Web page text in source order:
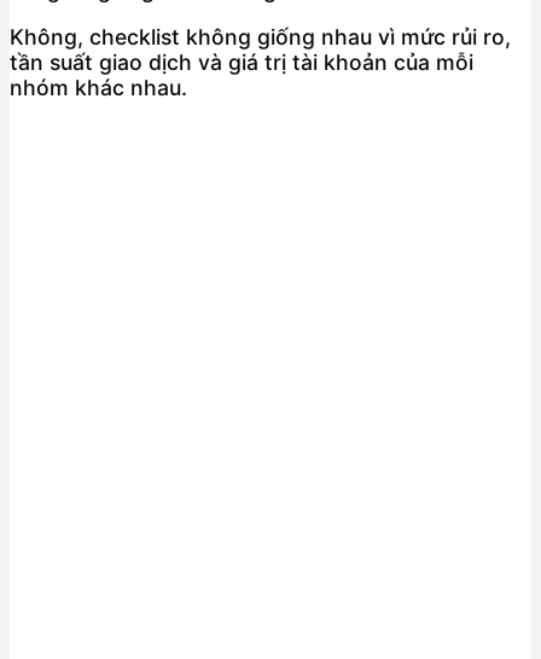
Không, checklist không giống nhau vì mức rủi ro,
tần suất giao dịch và giá trị tài khoản của mỗi
nhóm khác nhau.